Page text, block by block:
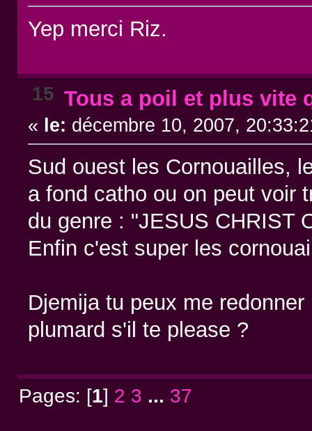
Yep merci Riz.
15 Tous a poil et plus vite
« le: décembre 10, 2007,
Sud ouest les Cornouailles,
a fond catho ou on peut voir
du genre : "JESUS CHRIST
Enfin c'est super les
Djemija tu peux me
plumard s'il te please ?
Pages: [1] 2 3 ... 37